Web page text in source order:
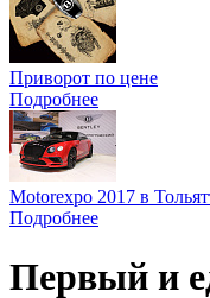
Приворот по цене
Подробнее
Motorexpo 2017 в
Подробнее
Первый и